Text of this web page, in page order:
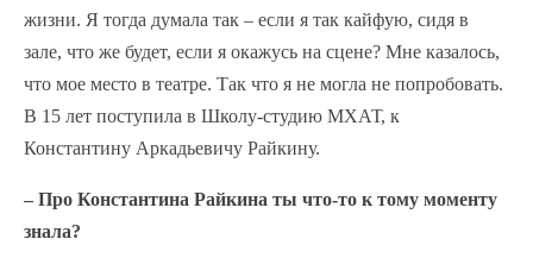
жизни. Я тогда думала так – если я так кайфую, сидя в
зале, что же будет, если я окажусь на сцене? Мне казалось,
что мое место в театре. Так что я не могла не попробовать.
В 15 лет поступила в Школу-студию МХАТ, к
Константину Аркадьевичу Райкину.
– Про Константина Райкина ты что-то к тому моменту
знала?